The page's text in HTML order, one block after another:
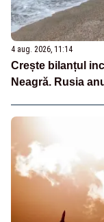
4 aug. 2026, 11:14
Crește bilanțul
Neagră. Rusia